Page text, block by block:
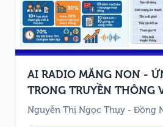
AI RADIO MĂNG NON -
TRONG TRUYỀN THÔNG VÀ GIÁO
HỌC SINH
Nguyễn Thị Ngọc Thụy - Đồng